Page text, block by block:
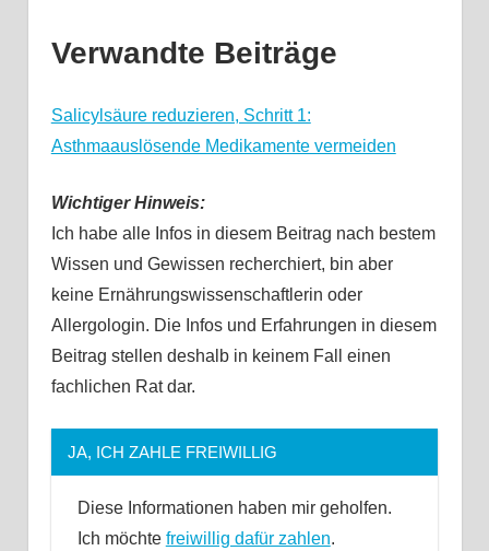
Verwandte Beiträge
Salicylsäure reduzieren, Schritt 1:
Asthmaauslösende Medikamente vermeiden
Wichtiger Hinweis:
Ich habe alle Infos in diesem Beitrag nach bestem
Wissen und Gewissen recherchiert, bin aber
keine Ernährungswissenschaftlerin oder
Allergologin. Die Infos und Erfahrungen in diesem
Beitrag stellen deshalb in keinem Fall einen
fachlichen Rat dar.
JA, ICH ZAHLE FREIWILLIG
Diese Informationen haben mir geholfen.
Ich möchte freiwillig dafür zahlen.